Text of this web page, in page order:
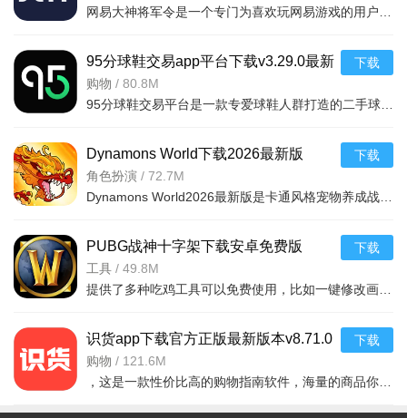
95分球鞋交易app平台下载v3.29.0最新
版
购物 / 80.8M
下载
Dynamons World下载2026最新版
v1.12.62 安卓版
角色扮演 / 72.7M
下载
PUBG战神十字架下载安卓免费版
v7.68.0安卓免费版
工具 / 49.8M
下载
识货app下载官方正版最新版本v8.71.0
安卓版
购物 / 121.6M
下载